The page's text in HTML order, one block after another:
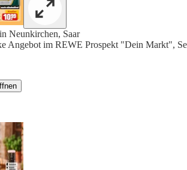
Neunkirchen, Saar
Angebot im REWE Prospekt "Dein Markt",